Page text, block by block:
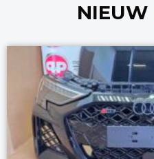
NIEUW